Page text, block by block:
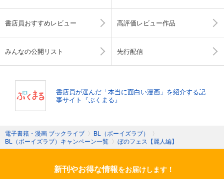
書店員おすすめレビュー 高評価レビュー作品
みんなの公開リスト 先行配信
書店員が選んだ「本当に面白い漫画」を紹介する記
事サイト『ぶくまる』
電子書籍・漫画 ブックライブ 〉 BL（ボーイズラブ）
〉
BL（ボーイズラブ）キャンペーン一覧 〉 ぼのフェス【麗人編】
新刊やお得な情報をお届けします！